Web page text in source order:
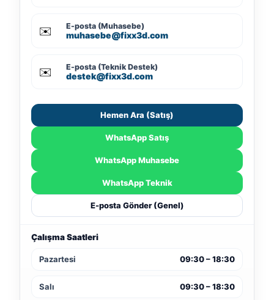
✉️ E-posta (Muhasebe)
muhasebe@fixx3d.com
✉️ E-posta (Teknik Destek)
destek@fixx3d.com
Hemen Ara (Satış)
WhatsApp Satış
WhatsApp Muhasebe
WhatsApp Teknik
E-posta Gönder (Genel)
Çalışma Saatleri
Pazartesi 09:30 – 18:30
Salı 09:30 – 18:30